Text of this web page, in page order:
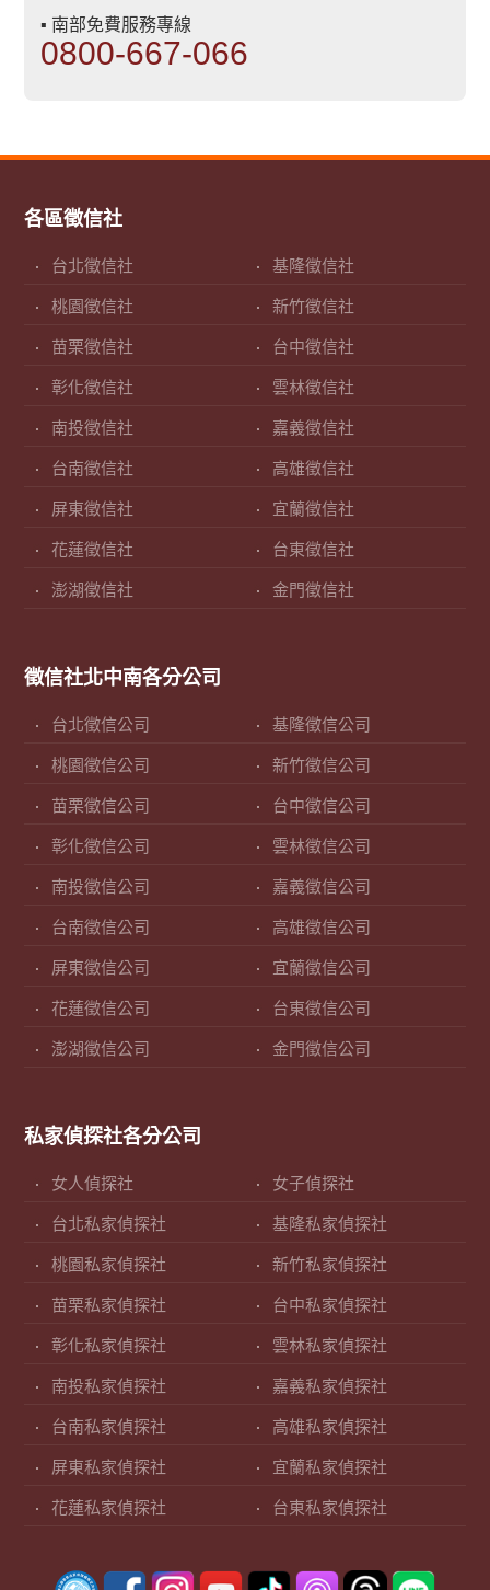
▪ 南部免費服務專線
0800-667-066
各區徵信社
台北徵信社 基隆徵信社
桃園徵信社 新竹徵信社
苗栗徵信社 台中徵信社
彰化徵信社 雲林徵信社
南投徵信社 嘉義徵信社
台南徵信社 高雄徵信社
屏東徵信社 宜蘭徵信社
花蓮徵信社 台東徵信社
澎湖徵信社 金門徵信社
徵信社北中南各分公司
台北徵信公司 基隆徵信公司
桃園徵信公司 新竹徵信公司
苗栗徵信公司 台中徵信公司
彰化徵信公司 雲林徵信公司
南投徵信公司 嘉義徵信公司
台南徵信公司 高雄徵信公司
屏東徵信公司 宜蘭徵信公司
花蓮徵信公司 台東徵信公司
澎湖徵信公司 金門徵信公司
私家偵探社各分公司
女人偵探社 女子偵探社
台北私家偵探社 基隆私家偵探社
桃園私家偵探社 新竹私家偵探社
苗栗私家偵探社 台中私家偵探社
彰化私家偵探社 雲林私家偵探社
南投私家偵探社 嘉義私家偵探社
台南私家偵探社 高雄私家偵探社
屏東私家偵探社 宜蘭私家偵探社
花蓮私家偵探社 台東私家偵探社